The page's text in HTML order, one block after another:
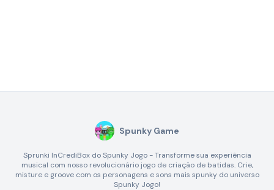
Spunky Game
Sprunki InCrediBox do Spunky Jogo - Transforme sua experiência
musical com nosso revolucionário jogo de criação de batidas. Crie,
misture e groove com os personagens e sons mais spunky do universo
Spunky Jogo!